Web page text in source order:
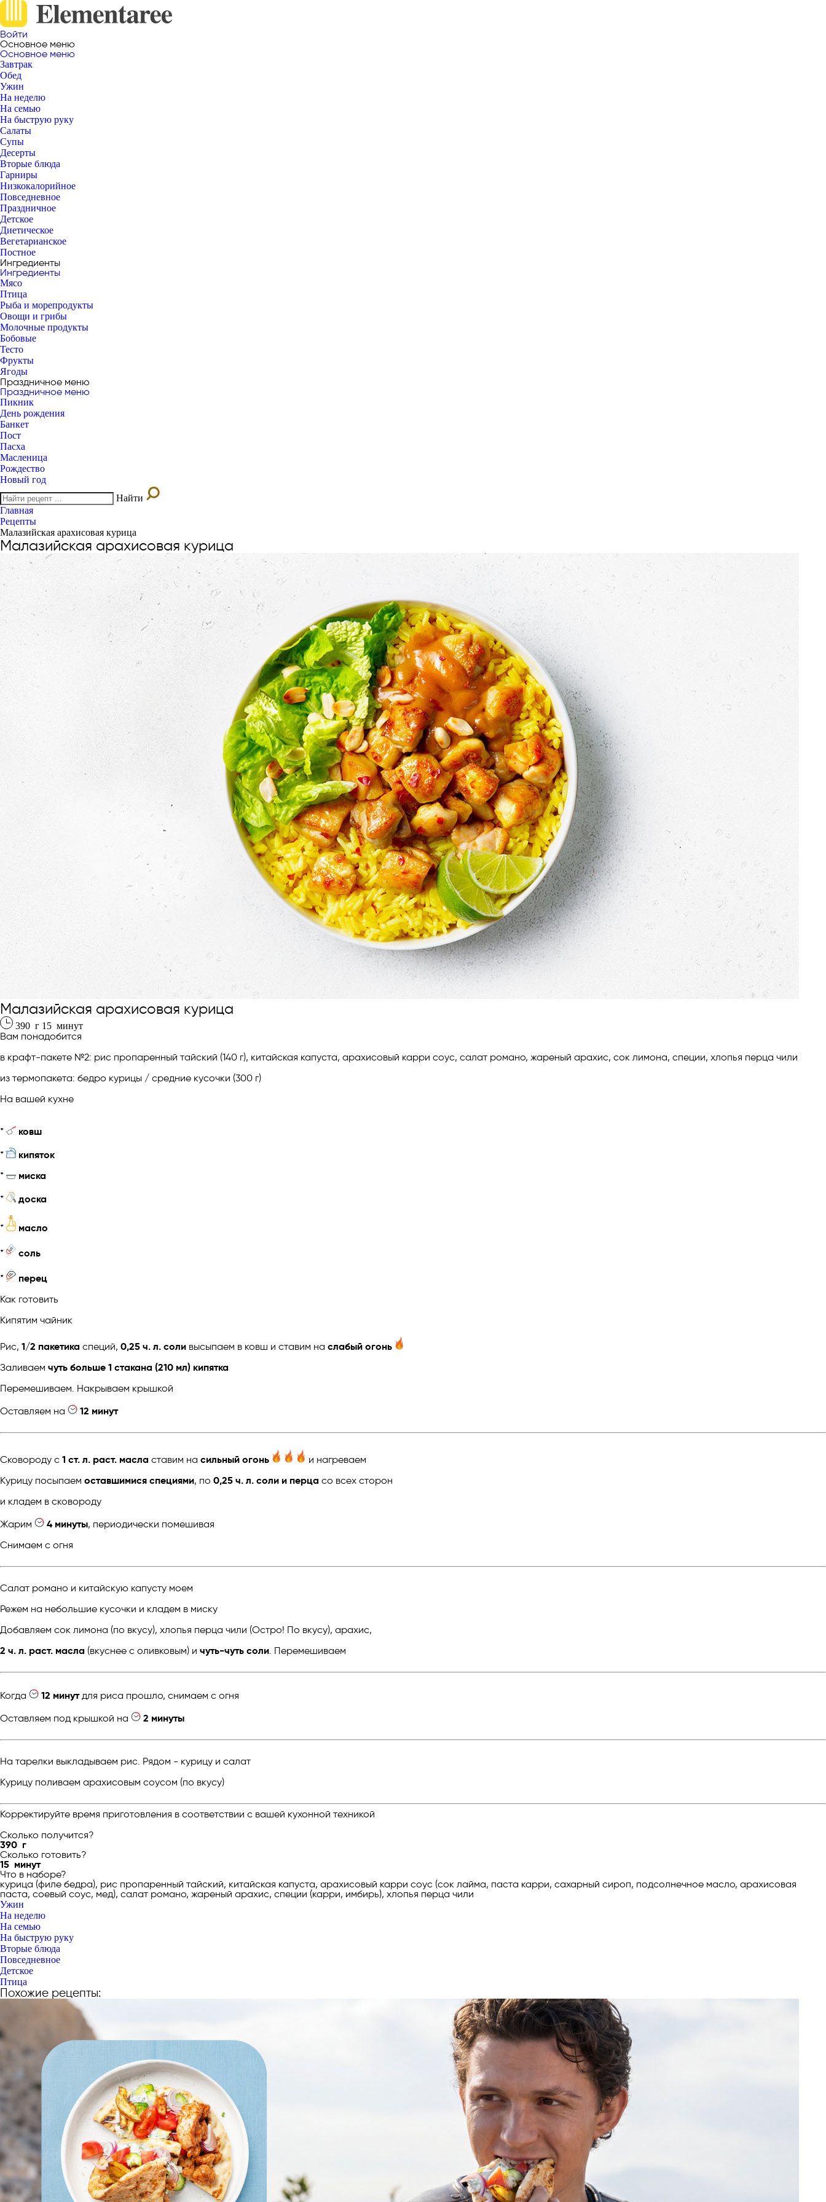
Войти
Основное меню
Основное меню
Завтрак
Обед
Ужин
На неделю
На семью
На быструю руку
Салаты
Супы
Десерты
Вторые блюда
Гарниры
Низкокалорийное
Повседневное
Праздничное
Детское
Диетическое
Вегетарианское
Постное
Ингредиенты
Ингредиенты
Мясо
Птица
Рыба и морепродукты
Овощи и грибы
Молочные продукты
Бобовые
Тесто
Фрукты
Ягоды
Праздничное меню
Праздничное меню
Пикник
День рождения
Банкет
Пост
Пасха
Масленица
Рождество
Новый год
Найти
Главная
Рецепты
Малазийская арахисовая курица
Малазийская арахисовая курица
Малазийская арахисовая курица
390 г 15 минут
Вам понадобится
в крафт-пакете №2: рис пропаренный тайский (140 г), китайская капуста, арахисовый карри соус, салат романо, жареный арахис, сок лимона, специи, хлопья перца чили
из термопакета: бедро курицы / средние кусочки (300 г)
На вашей кухне
* ковш
*
кипяток
*
миска
*
доска
* масло
* соль
*
перец
Как готовить
Кипятим чайник
Рис, 1/2 пакетика специй, 0,25 ч. л. соли высыпаем в ковш и ставим на слабый огонь
Заливаем чуть больше 1 стакана (210 мл) кипятка
Перемешиваем. Накрываем крышкой
Оставляем на
12 минут
Сковороду с 1 ст. л. раст. масла ставим на сильный огонь
и нагреваем
Курицу посыпаем оставшимися специями, по 0,25 ч. л. соли и перца со всех сторон
и кладем в сковороду
Жарим
4 минуты, периодически помешивая
Снимаем с огня
Салат романо и китайскую капусту моем
Режем на небольшие кусочки и кладем в миску
Добавляем сок лимона (по вкусу), хлопья перца чили (Остро! По вкусу), арахис,
2 ч. л. раст. масла (вкуснее с оливковым) и чуть-чуть соли . Перемешиваем
Когда 12 минутдля риса прошло, снимаем с огня
Оставляем под крышкой на
2 минуты
На тарелки выкладываем рис. Рядом - курицу и салат
Курицу поливаем арахисовым соусом (по вкусу)
Корректируйте время приготовления в соответствии с вашей кухонной техникой
Сколько получится?
390 г
Сколько готовить?
15 минут
Что в наборе?
курица (филе бедра), рис пропаренный тайский, китайская капуста, арахисовый карри соус (сок лайма, паста карри, сахарный сироп, подсолнечное масло, арахисовая
паста, соевый соус, мед), салат романо, жареный арахис, специи (карри, имбирь), хлопья перца чили
Ужин
На неделю
На семью
На быструю руку
Вторые блюда
Повседневное
Детское
Птица
Похожие рецепты: